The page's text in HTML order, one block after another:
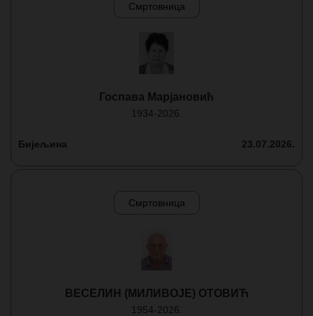
Смртовница
Госпава Марјановић
1934-2026.
Бијељина 23.07.2026.
Смртовница
ВЕСЕЛИН (МИЛИВОЈЕ) ОТОВИЋ
1954-2026.